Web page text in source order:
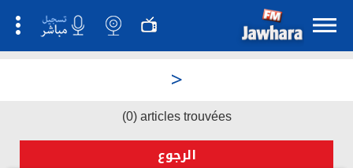
>
(0) articles trouvées
الرجوع